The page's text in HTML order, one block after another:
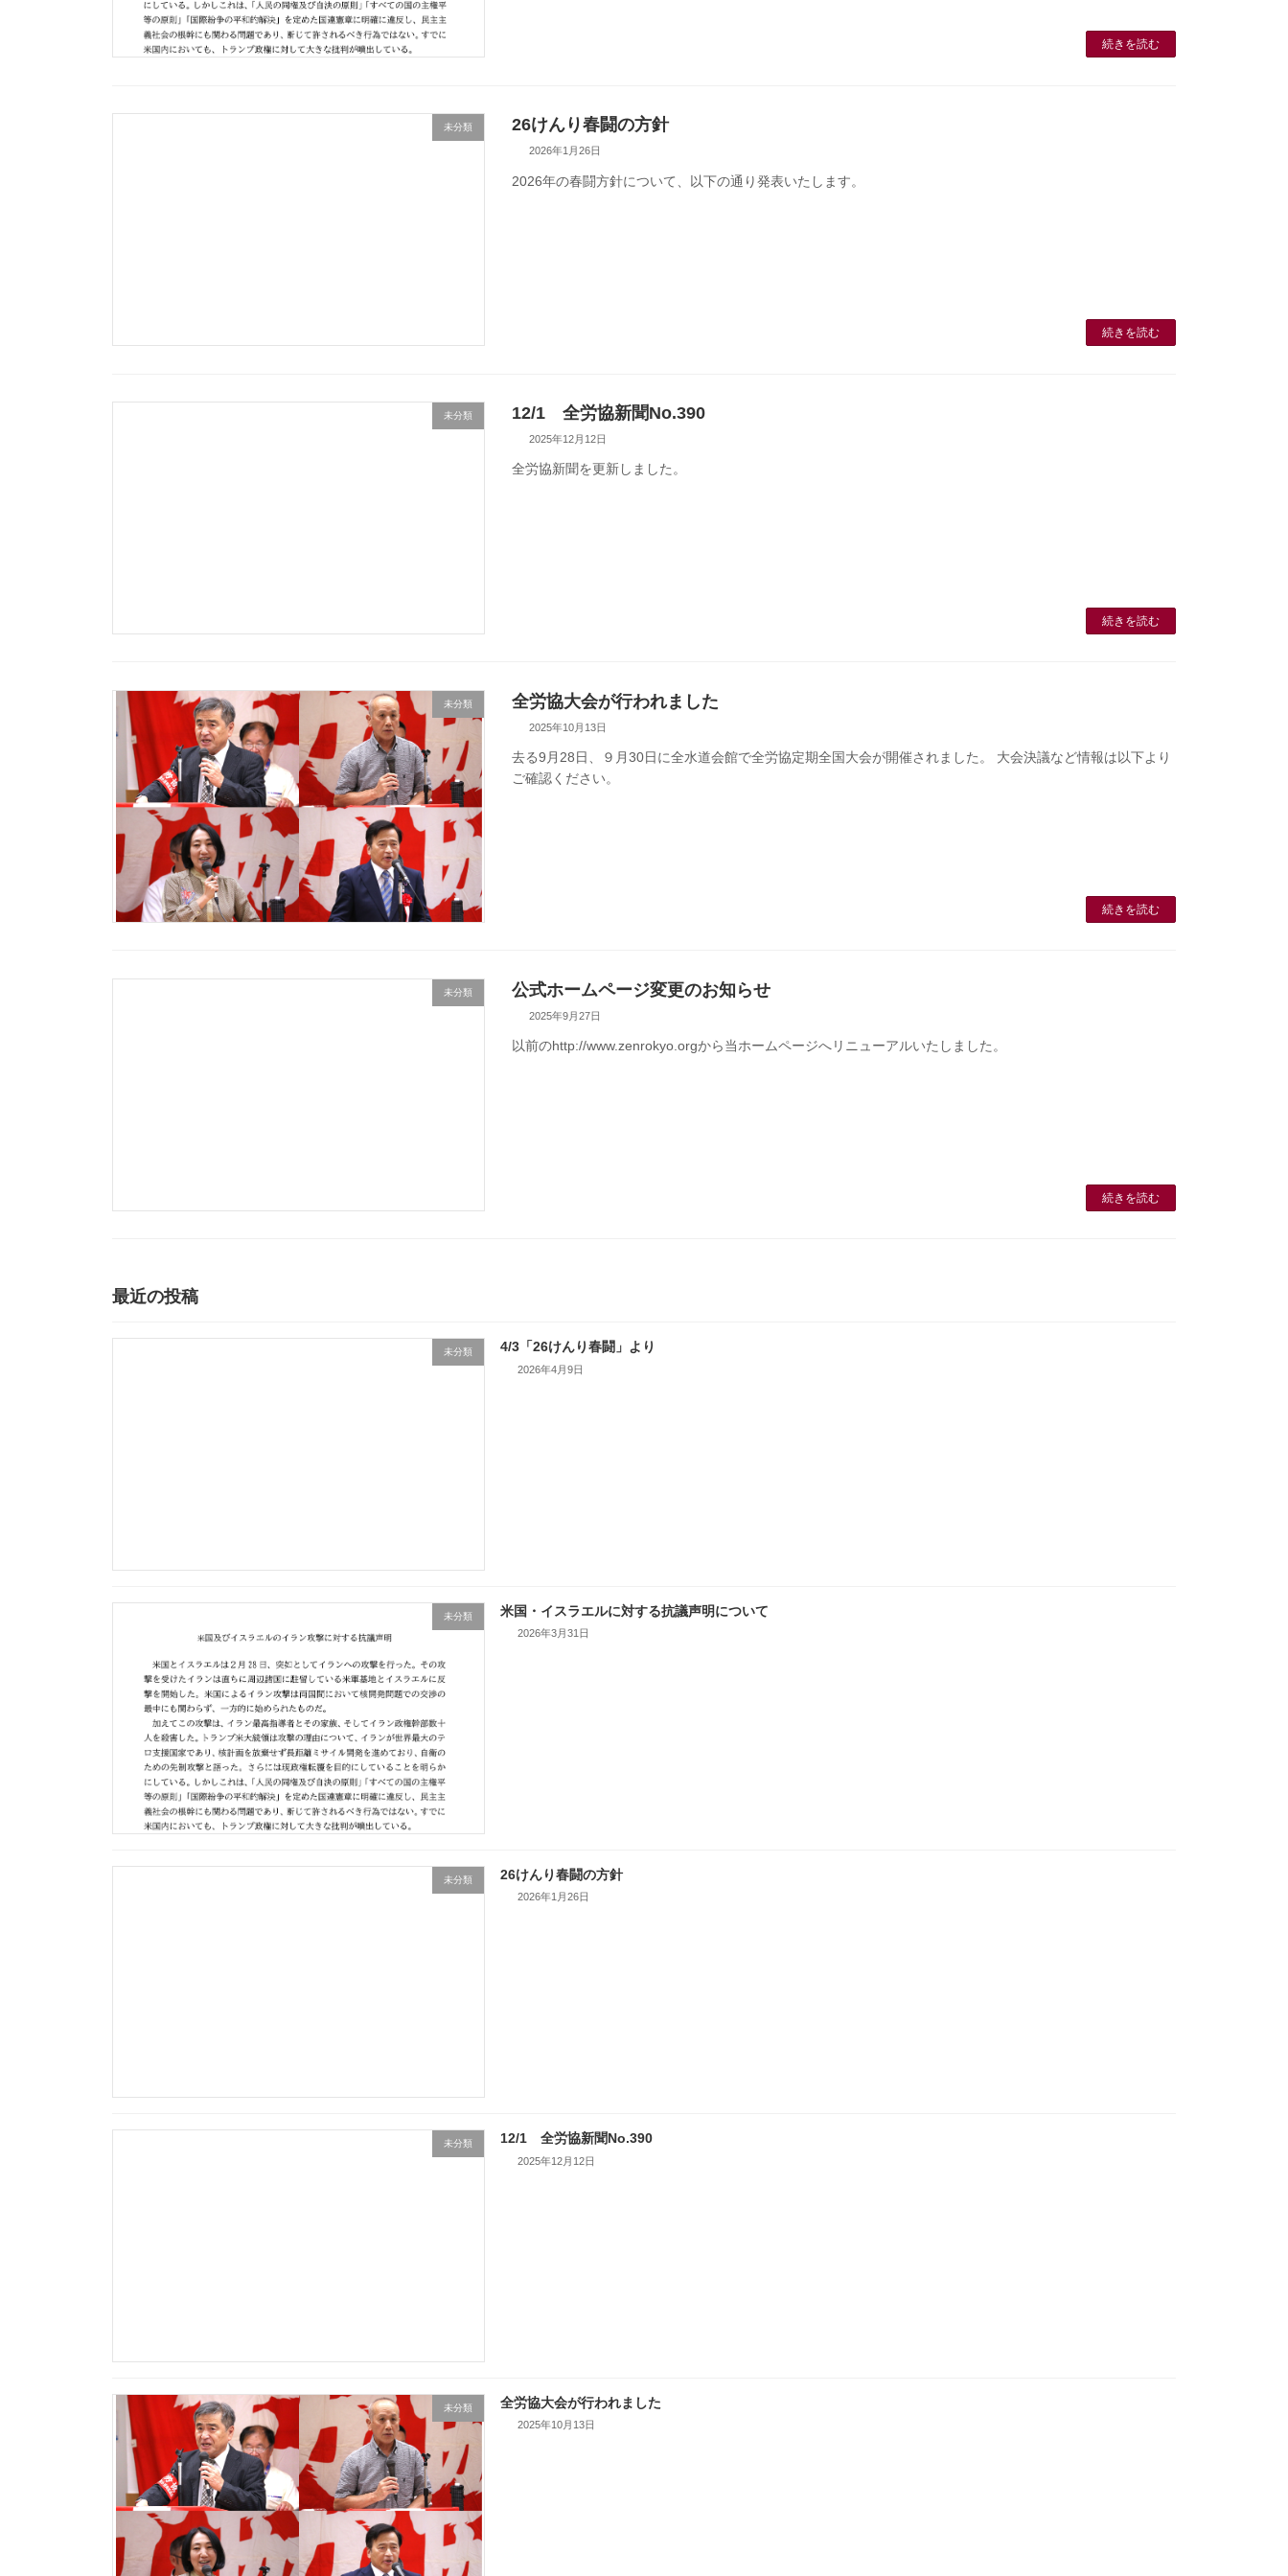
続きを読む
未分類 26けんり春闘の方針
2026年1月26日
2026年の春闘方針について、以下の通り発表いたします。
続きを読む
未分類 12/1 全労協新聞No.390
2025年12月12日
全労協新聞を更新しました。
続きを読む
未分類 全労協大会が行われました
2025年10月13日
去る9月28日、９月30日に全水道会館で全労協定期全国大会が開催されました。 大会決議など情報は以下より
ご確認ください。
続きを読む
未分類 公式ホームページ変更のお知らせ
2025年9月27日
以前のhttp://www.zenrokyo.orgから当ホームページへリニューアルいたしました。
続きを読む
最近の投稿
未分類 4/3「26けんり春闘」より
2026年4月9日
未分類 米国・イスラエルに対する抗議声明について
2026年3月31日
未分類 26けんり春闘の方針
2026年1月26日
未分類 12/1 全労協新聞No.390
2025年12月12日
未分類 全労協大会が行われました
2025年10月13日